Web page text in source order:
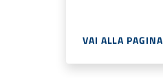
VAI ALLA PAGINA